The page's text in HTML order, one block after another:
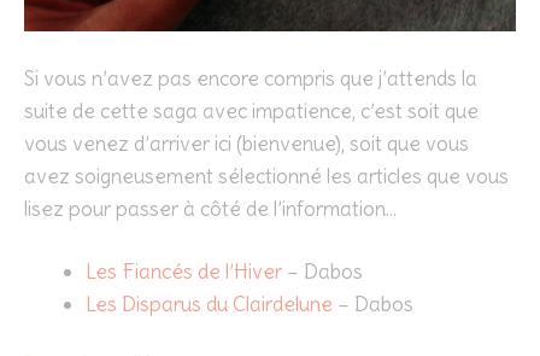
Si vous n’avez pas encore compris que j’attends la
suite de cette saga avec impatience, c’est soit que
vous venez d’arriver ici (bienvenue), soit que vous
avez soigneusement sélectionné les articles que vous
lisez pour passer à côté de l’information…
Les Fiancés de l’Hiver – Dabos
Les Disparus du Clairdelune – Dabos